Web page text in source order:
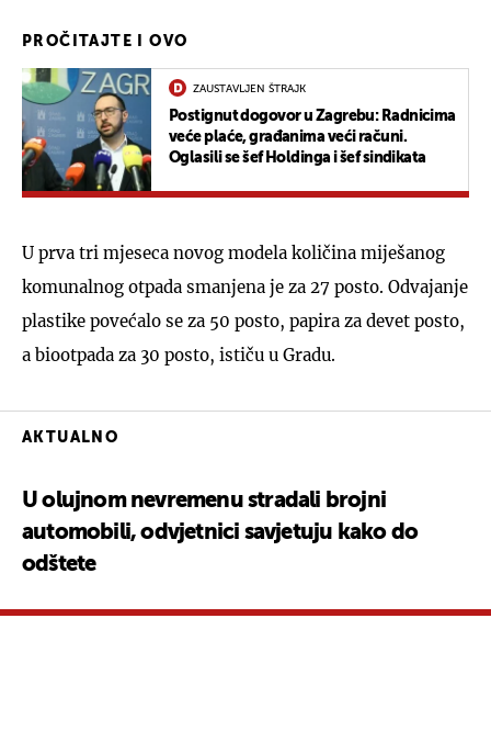
PROČITAJTE I OVO
ZAUSTAVLJEN ŠTRAJK
Postignut dogovor u Zagrebu: Radnicima
veće plaće, građanima veći računi.
Oglasili se šef Holdinga i šef sindikata
U prva tri mjeseca novog modela količina miješanog
komunalnog otpada smanjena je za 27 posto. Odvajanje
plastike povećalo se za 50 posto, papira za devet posto,
a biootpada za 30 posto, ističu u Gradu.
AKTUALNO
U olujnom nevremenu stradali brojni
automobili, odvjetnici savjetuju kako do
odštete